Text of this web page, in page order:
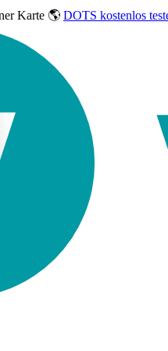
Karte 🌎 DOTS kostenlos